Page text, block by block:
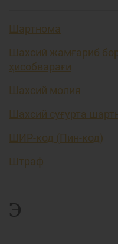
Шартнома
Шахсий жамғариб
ҳисобварағи
Шахсий молия
Шахсий суғурта
ШИР-код (Пин-код)
Штраф
Э